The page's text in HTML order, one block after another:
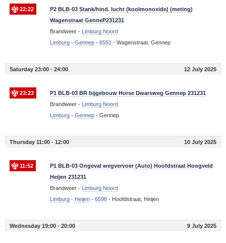
22:22
P2 BLB-03 Stank/hind. lucht (koolmonoxide) (meting)
Wagenstraat GenneP231231
Brandweer - Limburg Noord
Limburg- Gennep- 6591 - Wagenstraat, Gennep
Saturday 23:00 - 24:00 12 July 2025
23:23
P1 BLB-03 BR bijgebouw Horse Dwarsweg Gennep 231231
Brandweer - Limburg Noord
Limburg- Gennep- Gennep
Thursday 11:00 - 12:00 10 July 2025
11:52
P1 BLB-03 Ongeval wegvervoer (Auto) Hoofdstraat Hoogveld
Heijen 231231
Brandweer - Limburg Noord
Limburg- Heijen- 6598- Hoofdstraat, Heijen
Wednesday 19:00 - 20:00 9 July 2025